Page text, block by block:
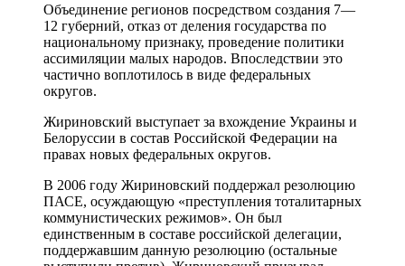
Объединение регионов посредством создания 7—
12 губерний, отказ от деления государства по
национальному признаку, проведение политики
ассимиляции малых народов. Впоследствии это
частично воплотилось в виде федеральных
округов.
Жириновский выступает за вхождение Украины и
Белоруссии в состав Российской Федерации на
правах новых федеральных округов.
В 2006 году Жириновский поддержал резолюцию
ПАСЕ, осуждающую «преступления тоталитарных
коммунистических режимов». Он был
единственным в составе российской делегации,
поддержавшим данную резолюцию (остальные